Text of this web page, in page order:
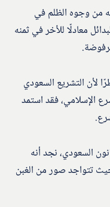
من وجوه الظلم في
معادلًا للأخر في ثمنه
لأن التشريع السعودي
الإسلامي، فقد استمد
السعودي، نجد أنه
تتواجد صور من الغبن